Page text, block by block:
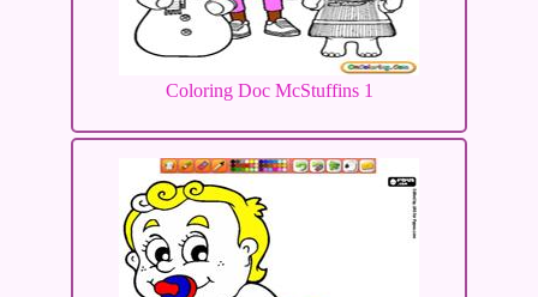
Coloring Doc McStuffins 1